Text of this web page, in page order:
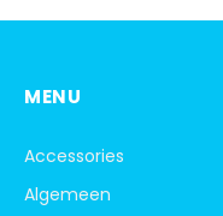
MENU
Accessories
Algemeen